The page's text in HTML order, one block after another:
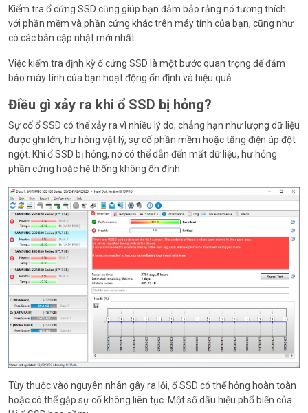
Kiểm tra ổ cứng SSD cũng giúp bạn đảm bảo rằng nó tương thích
với phần mềm và phần cứng khác trên máy tính của bạn, cũng như
có các bản cập nhật mới nhất.
Việc kiểm tra định kỳ ổ cứng SSD là một bước quan trọng để đảm
bảo máy tính của bạn hoạt động ổn định và hiệu quả.
Điều gì xảy ra khi ổ SSD bị hỏng?
Sự cố ổ SSD có thể xảy ra vì nhiều lý do, chẳng hạn như lượng dữ liệu
được ghi lớn, hư hỏng vật lý, sự cố phần mềm hoặc tăng điện áp đột
ngột. Khi ổ SSD bị hỏng, nó có thể dẫn đến mất dữ liệu, hư hỏng
phần cứng hoặc hệ thống không ổn định.
Tùy thuộc vào nguyên nhân gây ra lỗi, ổ SSD có thể hỏng hoàn toàn
hoặc có thể gặp sự cố không liên tục. Một số dấu hiệu phổ biến của